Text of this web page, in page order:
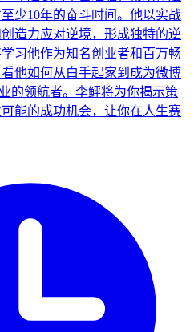
少10年的奋斗时间。他以实战
造力应对逆境，形成独特的逆
习他作为知名创业者和百万畅
他如何从白手起家到成为微博
的领航者。李鲆将为你揭示策
能的成功机会，让你在人生赛